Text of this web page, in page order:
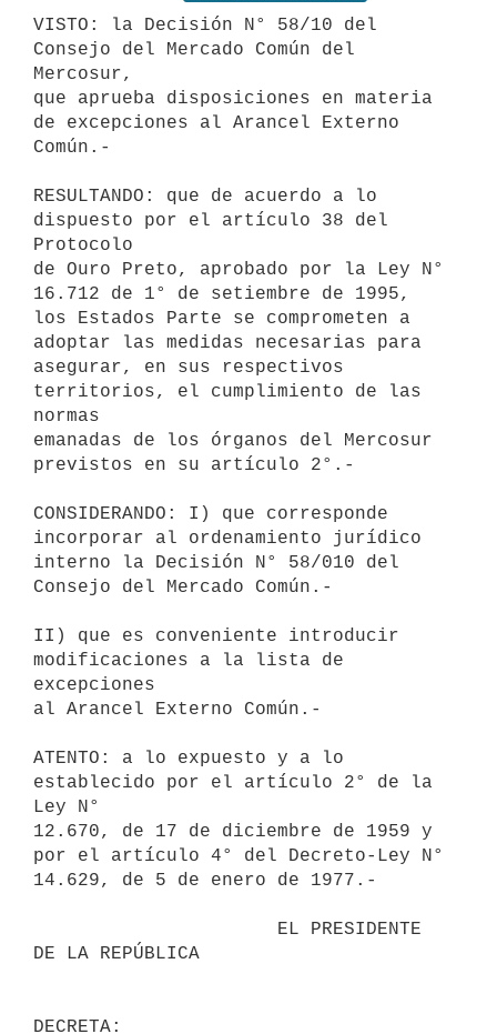
VISTO: la Decisión N° 58/10 del
Consejo del Mercado Común del
Mercosur,
que aprueba disposiciones en materia
de excepciones al Arancel Externo
Común.-
RESULTANDO: que de acuerdo a lo
dispuesto por el artículo 38 del
Protocolo
de Ouro Preto, aprobado por la Ley N°
16.712 de 1° de setiembre de 1995,
los Estados Parte se comprometen a
adoptar las medidas necesarias para
asegurar, en sus respectivos
territorios, el cumplimiento de las
normas
emanadas de los órganos del Mercosur
previstos en su artículo 2°.-
CONSIDERANDO: I) que corresponde
incorporar al ordenamiento jurídico
interno la Decisión N° 58/010 del
Consejo del Mercado Común.-
II) que es conveniente introducir
modificaciones a la lista de
excepciones
al Arancel Externo Común.-
ATENTO: a lo expuesto y a lo
establecido por el artículo 2° de la
Ley N°
12.670, de 17 de diciembre de 1959 y
por el artículo 4° del Decreto-Ley N°
14.629, de 5 de enero de 1977.-
DE LA REPÚBLICA